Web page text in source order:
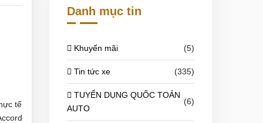
tế
Danh mục tin
Khuyến mãi (5)
Tin tức xe (335)
TUYỂN DỤNG QUỐC TOẢN
AUTO
(6)